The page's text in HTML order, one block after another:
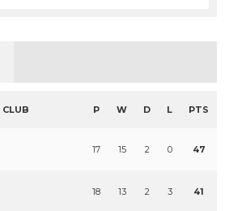
CLUB P W D L PTS
17 15 2 0 47
18 13 2 3 41